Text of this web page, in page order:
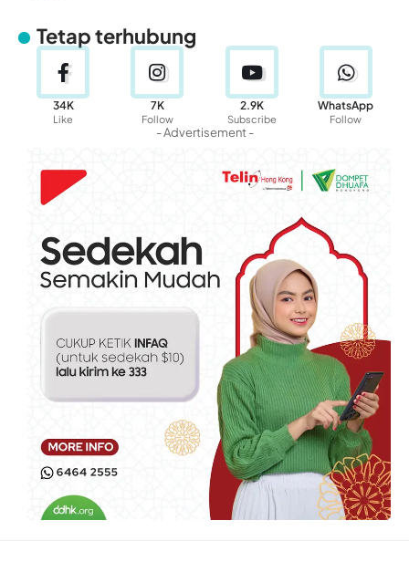
Tetap terhubung
34K
Like
7K
Follow
2.9K
Subscribe
WhatsApp
Follow
- Advertisement -